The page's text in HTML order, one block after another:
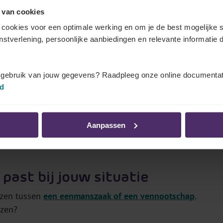
cookies
voor een optimale werking en om je de best mogelijke
persoonlijke aanbiedingen en relevante informatie
van jouw gegevens? Raadpleeg onze online
Aanpassen
voordeliger
je jezelf een loon of dividend uitkeert of gaat
bovendien afgeschermd van de schulden van de
bij jouw situatie
tussen een eenmanszaak of een vennootschap.